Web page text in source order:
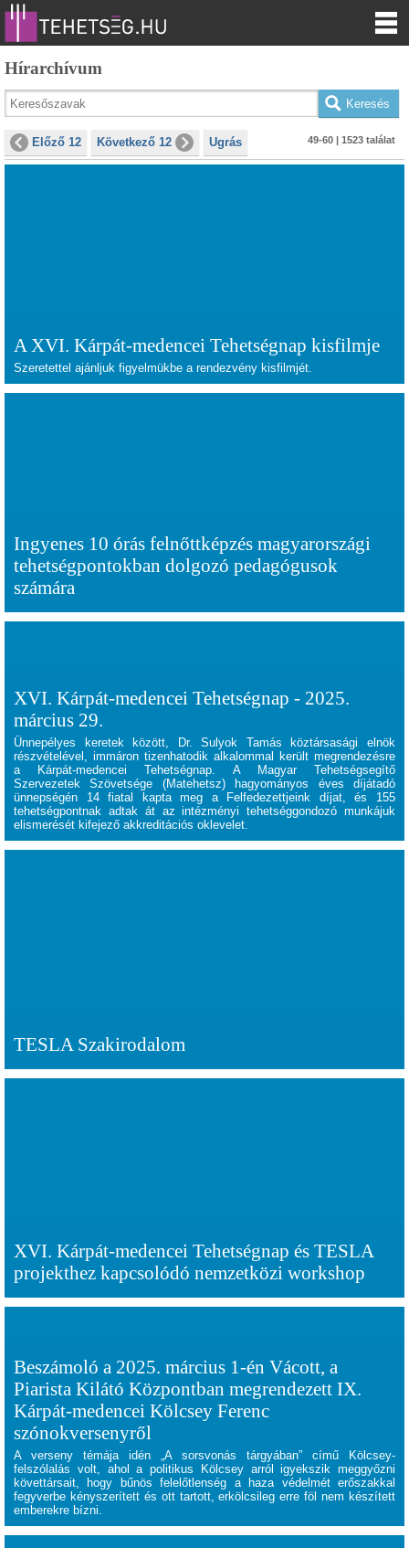
Hírarchívum
Előző 12 Következő 12 Ugrás 49-60 | 1523 találat
A XVI. Kárpát-medencei Tehetségnap kisfilmje
Szeretettel ajánljuk figyelmükbe a rendezvény kisfilmjét.
Ingyenes 10 órás felnőttképzés magyarországi
tehetségpontokban dolgozó pedagógusok
számára
XVI. Kárpát-medencei Tehetségnap - 2025.
március 29.
Ünnepélyes keretek között, Dr. Sulyok Tamás köztársasági elnök
részvételével, immáron tizenhatodik alkalommal került megrendezésre
a Kárpát-medencei Tehetségnap. A Magyar Tehetségsegítő
Szervezetek Szövetsége (Matehetsz) hagyományos éves díjátadó
ünnepségén 14 fiatal kapta meg a Felfedezettjeink díjat, és 155
tehetségpontnak adtak át az intézményi tehetséggondozó munkájuk
elismerését kifejező akkreditációs oklevelet.
TESLA Szakirodalom
XVI. Kárpát-medencei Tehetségnap és TESLA
projekthez kapcsolódó nemzetközi workshop
Beszámoló a 2025. március 1-én Vácott, a
Piarista Kilátó Központban megrendezett IX.
Kárpát-medencei Kölcsey Ferenc
szónokversenyről
A verseny témája idén „A sorsvonás tárgyában” című Kölcsey-
felszólalás volt, ahol
a politikus Kölcsey arról igyekszik meggyőzni
követtársait, hogy bűnös felelőtlenség a haza védelmét erőszakkal
fegyverbe kényszerített és ott tartott, erkölcsileg erre föl nem készített
emberekre bízni.